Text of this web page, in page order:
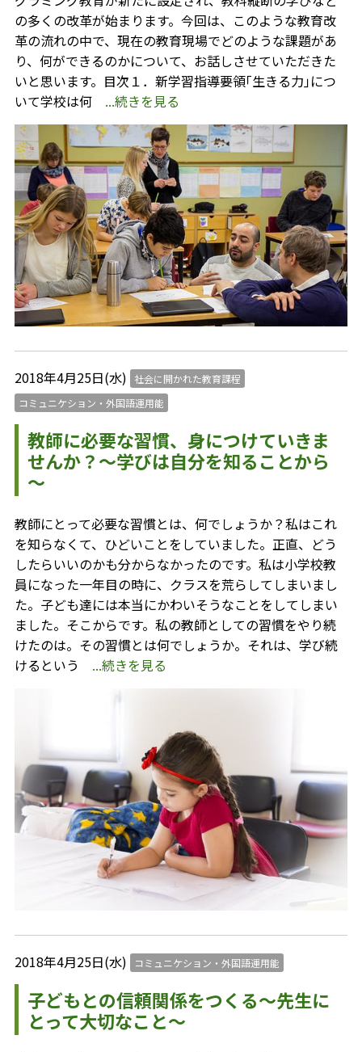
の多くの改革が始まります。今回は、このような教育改
革の流れの中で、現在の教育現場でどのような課題があ
り、何ができるのかについて、お話しさせていただきた
いと思います。目次１．新学習指導要領｢生きる力｣につ
いて学校は何 ...続きを見る
2018年4月25日(水)
社会に開かれた教育課程
コミュニケション・外国語運用能
教師に必要な習慣、身につけていきま
せんか？～学びは自分を知ることから
～
教師にとって必要な習慣とは、何でしょうか？私はこれ
を知らなくて、ひどいことをしていました。正直、どう
したらいいのかも分からなかったのです。私は小学校教
員になった一年目の時に、クラスを荒らしてしまいまし
た。子ども達には本当にかわいそうなことをしてしまい
ました。そこからです。私の教師としての習慣をやり続
けたのは。その習慣とは何でしょうか。それは、学び続
けるという ...続きを見る
2018年4月25日(水) コミュニケション・外国語運用能
子どもとの信頼関係をつくる～先生に
とって大切なこと～